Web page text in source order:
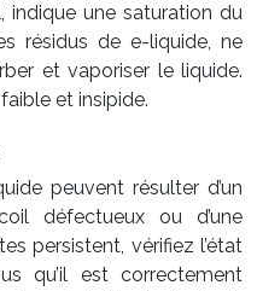
indique une saturation du
résidus de e-liquide, ne
et vaporiser le liquide.
et insipide.
peuvent résulter d’un
défectueux ou d’une
persistent, vérifiez l’état
qu’il est correctement